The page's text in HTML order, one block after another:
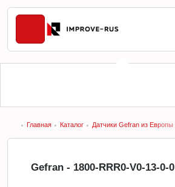
Главная Каталог Датчики Gefran из Европы
Gefran - 1800-RRR0-V0-13-0-0